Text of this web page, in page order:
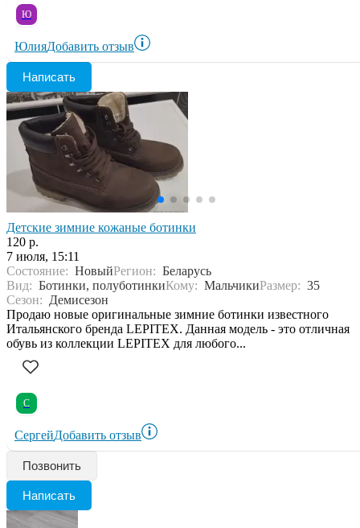
Ю
ЮлияДобавить отзыв
Написать
Детские зимние кожаные ботинки
120 р.
7 июля, 15:11
Состояние: НовыйРегион: Беларусь
Вид: Ботинки, полуботинкиКому: МальчикиРазмер: 35
Сезон: Демисезон
Продаю новые оригинальные зимние ботинки известного
Итальянского бренда LEPITEX. Данная модель - это отличная
обувь из коллекции LEPITEX для любого...
С
СергейДобавить отзыв
Позвонить
Написать